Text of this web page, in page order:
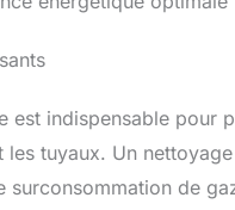
est indispensable
tuyaux. Un
surconsommation de